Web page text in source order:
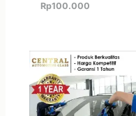
Rp100.000